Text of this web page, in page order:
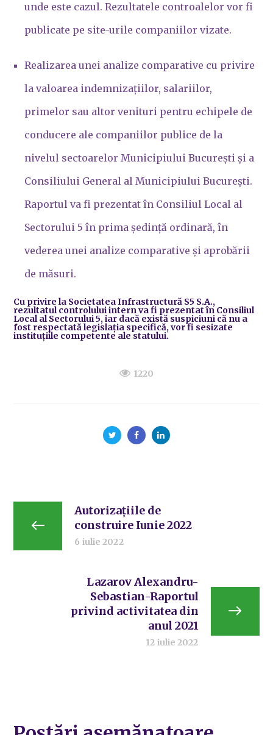
unde este cazul. Rezultatele controalelor vor fi
publicate pe site-urile companiilor vizate.
Realizarea unei analize comparative cu privire
la valoarea indemnizațiilor, salariilor,
primelor sau altor venituri pentru echipele de
conducere ale companiilor publice de la
nivelul sectoarelor Municipiului București și a
Consiliului General al Municipiului București.
Raportul va fi prezentat în Consiliul Local al
Sectorului 5 în prima ședință ordinară, în
vederea unei analize comparative și aprobării
de măsuri.
Cu privire la Societatea Infrastructură S5 S.A.,
rezultatul controlului intern va fi prezentat în Consiliul
Local al Sectorului 5, iar dacă există suspiciuni că nu a
fost respectată legislația specifică, vor fi sesizate
instituțiile competente ale statului.
1220
Autorizațiile de
construire Iunie 2022
6 iulie 2022
Lazarov Alexandru-
Sebastian-Raportul
privind activitatea din
anul 2021
12 iulie 2022